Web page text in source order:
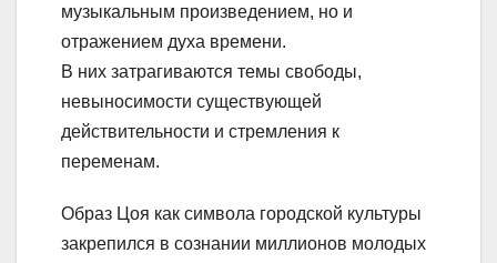
музыкальным произведением, но и
отражением духа времени.
В них затрагиваются темы свободы,
невыносимости существующей
действительности и стремления к
переменам.
Образ Цоя как символа городской культуры
закрепился в сознании миллионов молодых